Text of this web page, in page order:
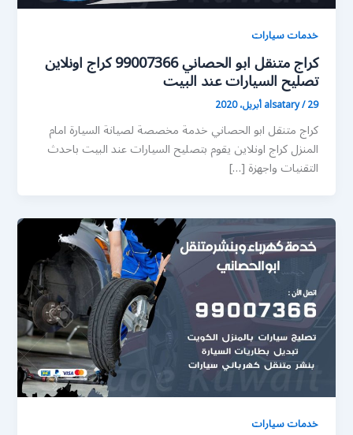
خدمات سيارات
كراج متنقل ابو الحصاني 99007366 كراج اونلاين
تصليح السيارات عند البيت
alsatary/29 أبريل، 2020
كراج متنقل ابو الحصاني خدمة مخصصة لصيانة السيارة امام
المنزل كراج اونلاين يقوم بتصليح السيارات عند البيت باحدث
التقنيات واجهزة […]
خدمات سيارات